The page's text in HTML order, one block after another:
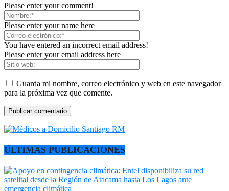
Please enter your comment!
Please enter your name here
You have entered an incorrect email address!
Please enter your email address here
Guarda mi nombre, correo electrónico y web en este navegador
para la próxima vez que comente.
ÚLTIMAS PUBLICACIONES